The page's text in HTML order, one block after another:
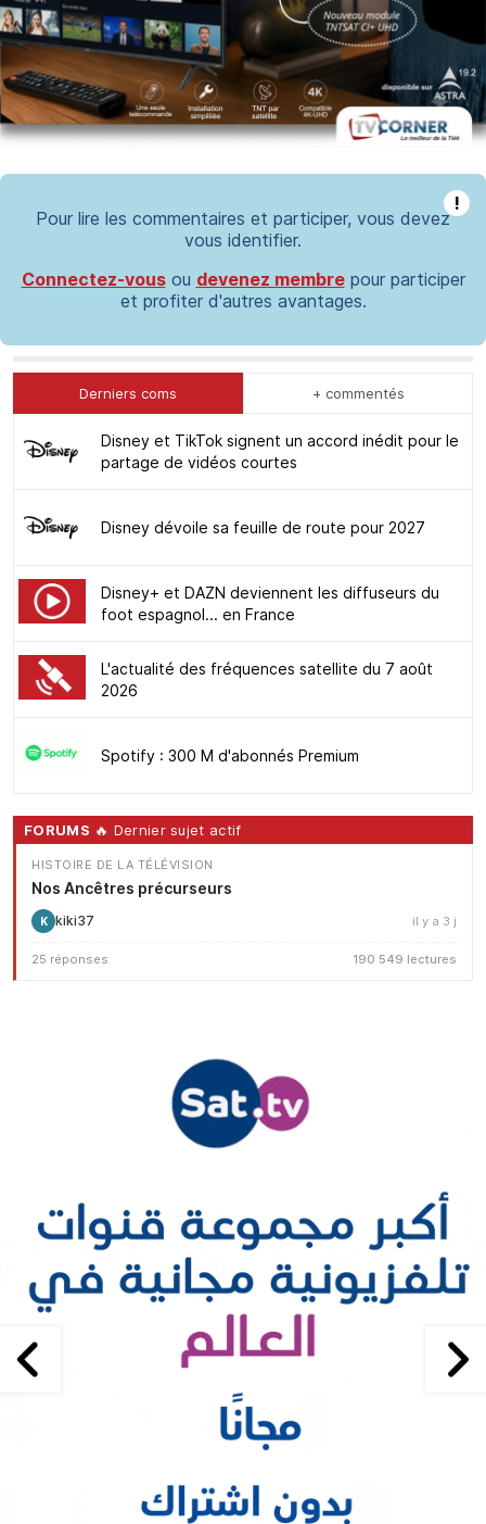
!
Pour lire les commentaires et participer, vous devez
vous identifier.
Connectez-vousou devenez membrepour participer
et profiter d'autres avantages.
Derniers coms + commentés
Disney et TikTok signent un accord inédit pour le
partage de vidéos courtes
Disney dévoile sa feuille de route pour 2027
Disney+ et DAZN deviennent les diffuseurs du
foot espagnol... en France
L'actualité des fréquences satellite du 7 août
2026
Spotify : 300 M d'abonnés Premium
FORUMS 🔥 Dernier sujet actif
HISTOIRE DE LA TÉLÉVISION
Nos Ancêtres précurseurs
K kiki37 il y a 3 j
25 réponses 190 549 lectures